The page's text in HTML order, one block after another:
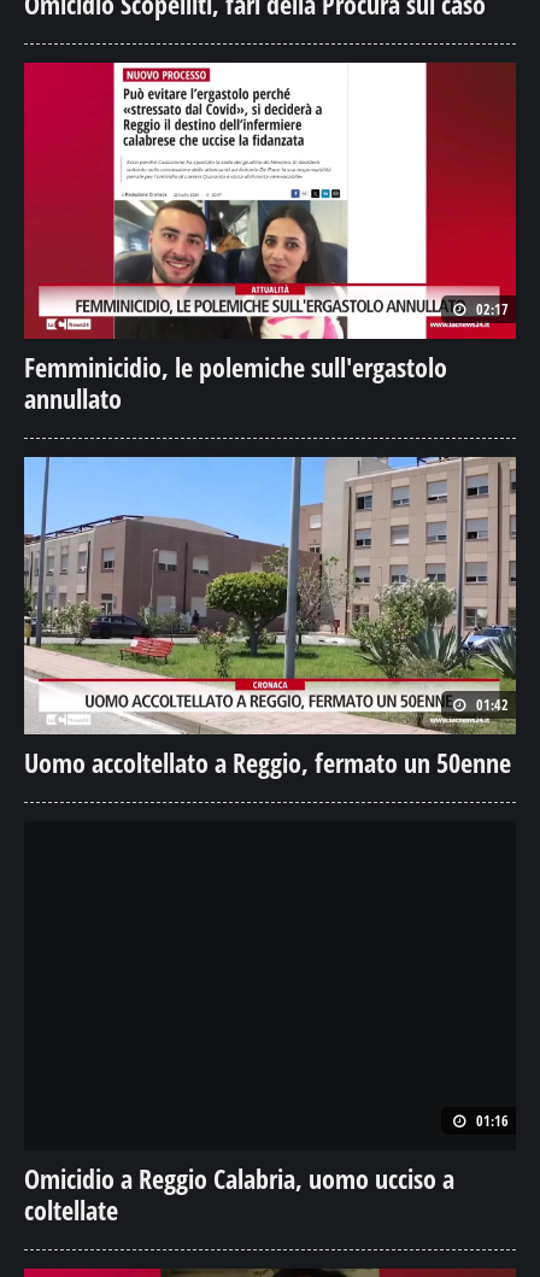
02:17
Femminicidio, le polemiche sull'ergastolo
annullato
01:42
Uomo accoltellato a Reggio, fermato un 50enne
Omicidio a Reggio Calabria, uomo ucciso a